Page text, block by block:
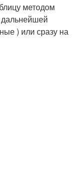
методом
дальнейшей
) или сразу на